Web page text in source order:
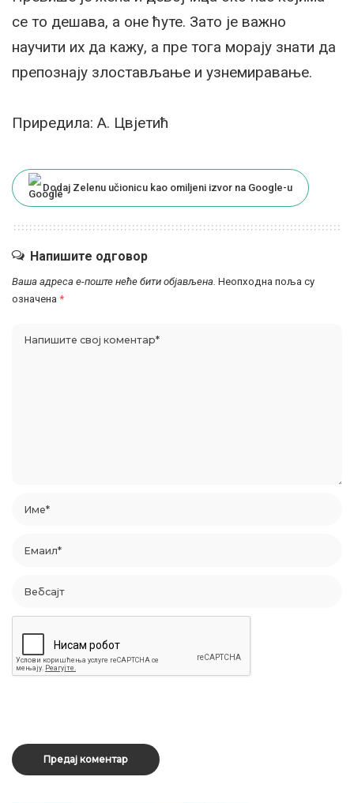
се то дешава, а оне ћуте. Зато је важно
научити их да кажу, а пре тога морају знати да
препознају злостављање и узнемиравање.
Приредила: А. Цвјетић
Dodaj Zelenu učionicu kao omiljeni izvor na Google-u
Напишите одговор
Ваша адреса е-поште неће бити објављена. Неопходна поља су
означена *